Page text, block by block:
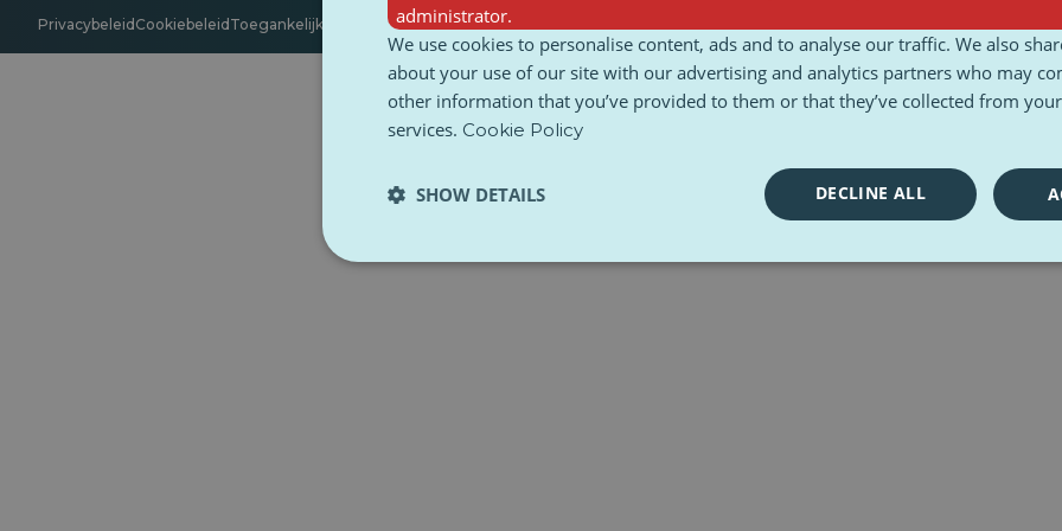
Privacybeleid Cookiebeleid Toegankelijkheid Algemene voorwaarden
administrator.
We use cookies to personalise content, ads and to analyse our traffic. We also
about your use of our site with our advertising and analytics partners who may
other information that you’ve provided to them or that they’ve collected from
services. Cookie Policy
DECLINE ALL
SHOW DETAILS